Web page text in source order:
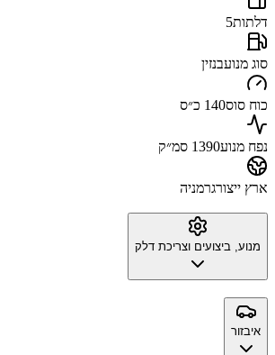
דלתות5
סוג מנועבנזין
כוח סוס140 כ״ס
נפח מנוע1390 סמ״ק
ארץ ייצורגרמניה
מנוע, ביצועים וצריכת דלק
איבזור